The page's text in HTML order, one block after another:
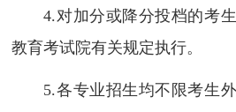
4.对加分或降分投档的考
教育考试院有关规定执行。
5.各专业招生均不限考生